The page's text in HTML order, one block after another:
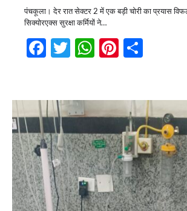
पंचकूला। देर रात सेक्टर 2 में एक बड़ी चोरी का प्रयास
सिक्योरएक्स सुरक्षा कर्मियों ने…
Facebook
Twitter
WhatsApp
Pinterest